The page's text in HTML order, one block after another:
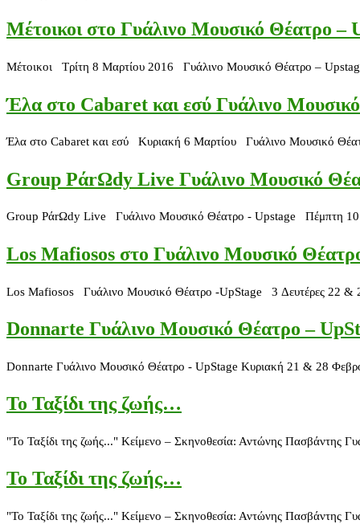
Μέτοικοι στο Γυάλινο Μουσικό Θέατρο –
Μέτοικοι Τρίτη 8 Μαρτίου 2016 Γυάλινο Μουσικό Θέατρο –
Έλα στο Cabaret και εσύ Γυάλινο
Έλα στο Cabaret και εσύ Κυριακή 6 Μαρτίου Γυάλινο Μουσικό
Group PάrΩdy Live Γυάλινο Μουσικό
Group PάrΩdy Live Γυάλινο Μουσικό Θέατρο - Upstage Πέμπτη 10
Los Mafiosos στο Γυάλινο Μουσικό
Los Mafiosos Γυάλινο Μουσικό Θέατρο -UpStage 3 Δευτέρες 22 &
Donnarte Γυάλινο Μουσικό Θέατρο –
Donnarte Γυάλινο Μουσικό Θέατρο - UpStage Κυριακή 21 & 28
Το Ταξίδι της ζωής…
"Το Ταξίδι της ζωής..." Κείμενο – Σκηνοθεσία: Αντώνης Πασβάντης
Το Ταξίδι της ζωής…
"Το Ταξίδι της ζωής..." Κείμενο – Σκηνοθεσία: Αντώνης Πασβάντης